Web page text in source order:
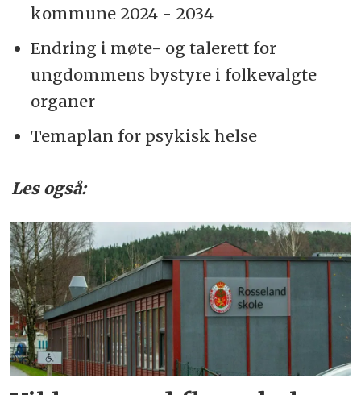
kommune 2024 - 2034
Endring i møte- og talerett for
ungdommens bystyre i folkevalgte
organer
Temaplan for psykisk helse
Les også: